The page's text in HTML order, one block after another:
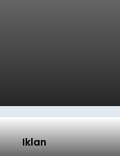
Iklan